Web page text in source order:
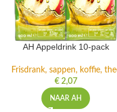
Frisdrank, sappen, koffie, thee
€ 2,07